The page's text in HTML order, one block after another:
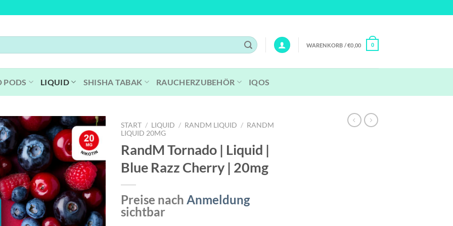
WARENKORB /€0,00 0
PODS LIQUID SHISHA TABAK RAUCHERZUBEHÖR IQOS
START / LIQUID / RANDM LIQUID / RANDM
LIQUID 20MG
RandM Tornado | Liquid |
Blue Razz Cherry | 20mg
Preise nach Anmeldung
sichtbar